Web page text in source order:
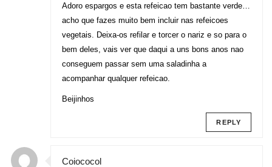
Adoro espargos e esta refeicao tem bastante verde…
acho que fazes muito bem incluir nas refeicoes
vegetais. Deixa-os refilar e torcer o nariz e so para o
bem deles, vais ver que daqui a uns bons anos nao
conseguem passar sem uma saladinha a
acompanhar qualquer refeicao.
Beijinhos
REPLY
Coiococol